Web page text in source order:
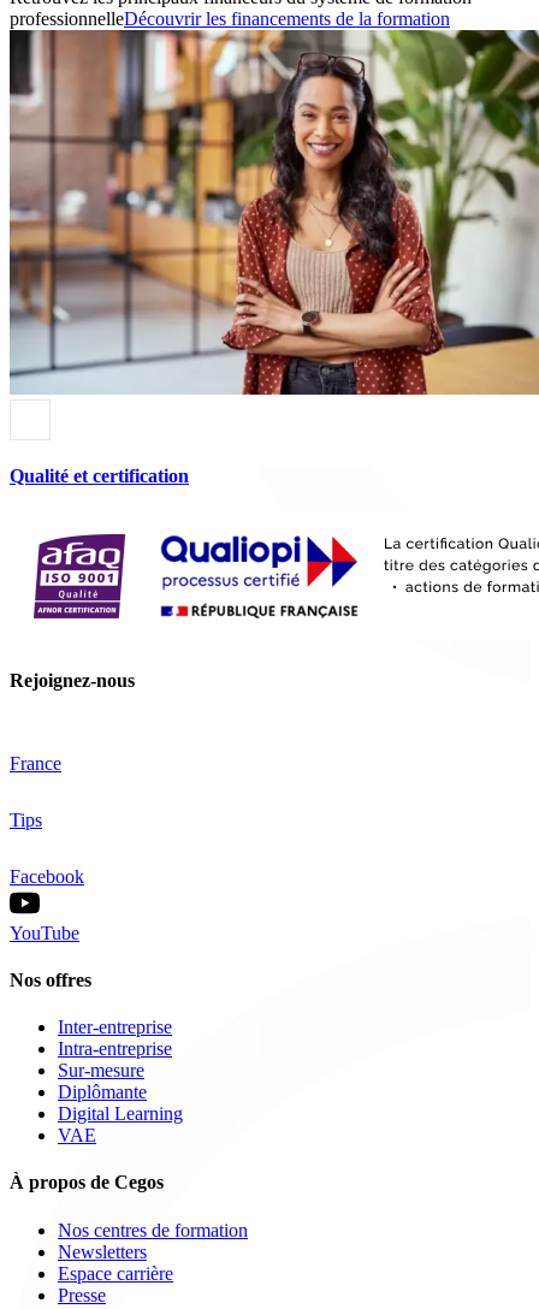
professionnelleDécouvrir les financements de la formation
Qualité et certification
Rejoignez-nous
France
Tips
Facebook
YouTube
Nos offres
Inter-entreprise
Intra-entreprise
Sur-mesure
Diplômante
Digital Learning
VAE
À propos de Cegos
Nos centres de formation
Newsletters
Espace carrière
Presse